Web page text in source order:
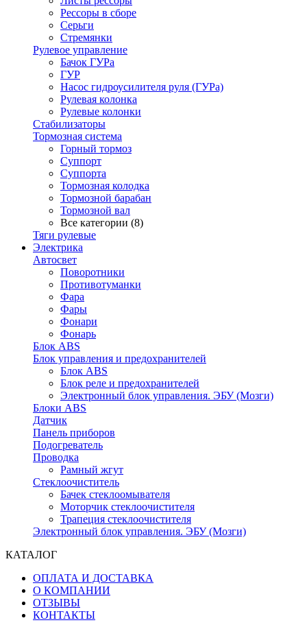
Рессоры в сборе
Серьги
Стремянки
Рулевое управление
Бачок ГУРа
ГУР
Насос гидроусилителя руля (ГУРа)
Рулевая колонка
Рулевые колонки
Стабилизаторы
Тормозная система
Горный тормоз
Суппорт
Суппорта
Тормозная колодка
Тормозной барабан
Тормозной вал
Все категории (8)
Тяги рулевые
Электрика
Автосвет
Поворотники
Противотуманки
Фара
Фары
Фонари
Фонарь
Блок ABS
Блок управления и предохранителей
Блок ABS
Блок реле и предохранителей
Электронный блок управления. ЭБУ (Мозги)
Блоки ABS
Датчик
Панель приборов
Подогреватель
Проводка
Рамный жгут
Стеклоочиститель
Бачек стеклоомывателя
Моторчик стеклоочистителя
Трапеция стеклоочистителя
Электронный блок управления. ЭБУ (Мозги)
КАТАЛОГ
ОПЛАТА И ДОСТАВКА
О КОМПАНИИ
ОТЗЫВЫ
КОНТАКТЫ